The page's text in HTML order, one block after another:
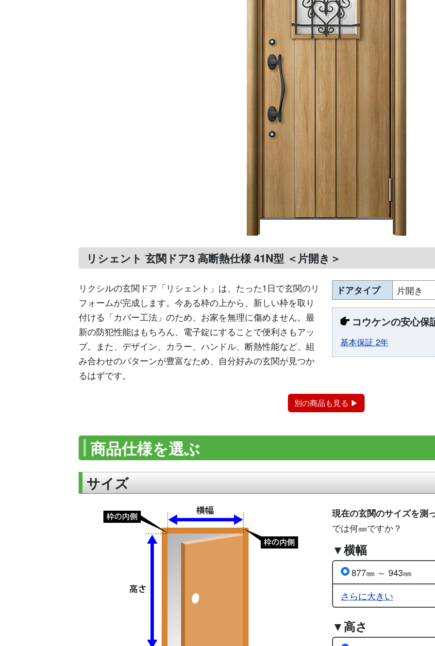
リシェント 玄関ドア3 高断熱仕様 41N型 ＜片開き＞
リクシルの玄関ドア「リシェント」は、たった1日で玄関のリ
フォームが完成します。今ある枠の上から、新しい枠を取り
付ける「カバー工法」のため、お家を無理に傷めません。最
新の防犯性能はもちろん、電子錠にすることで便利さもアッ
プ。また、デザイン、カラー、ハンドル、断熱性能など、組
み合わせのパターンが豊富なため、自分好みの玄関が見つか
るはずです。
ドアタイプ 片開き
コウケンの安心保
基本保証 2年
別の商品も見る ▶
商品仕様を選ぶ
サイズ
現在の玄関のサイズを測
では何㎜ですか？
▼横幅
877㎜ ～ 943㎜
さらに大きい
▼高さ